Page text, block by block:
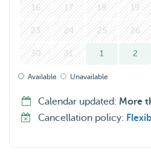
16 17 18 19
23 24 25 26
30 31 1 2
Available Unavailable
Calendar updated: More
Cancellation policy: